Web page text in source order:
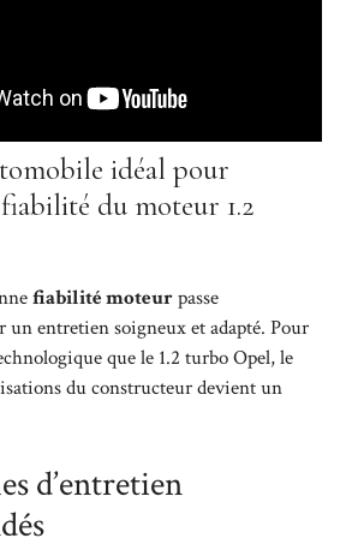
idéal pour
du moteur 1.2
fiabilité moteurpasse
un entretien soigneux et adapté. Pour
que le 1.2 turbo Opel, le
du constructeur devient un
d’entretien